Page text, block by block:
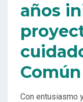
años
Común
Con entusiasmo